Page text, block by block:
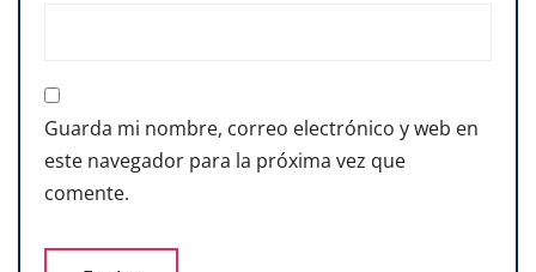
Guarda mi nombre, correo electrónico y web en
este navegador para la próxima vez que
comente.